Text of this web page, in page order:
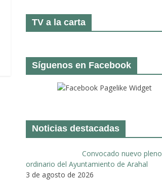
TV a la carta
Síguenos en Facebook
Noticias destacadas
Convocado nuevo pleno
ordinario del Ayuntamiento de Arahal
3 de agosto de 2026